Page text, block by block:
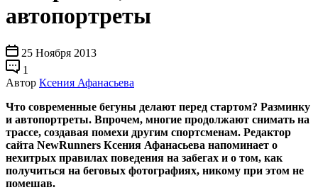
автопортреты
25 Ноября 2013
1
Автор Ксения Афанасьева
Что современные бегуны делают перед стартом? Разминку
и автопортреты. Впрочем, многие продолжают снимать на
трассе, создавая помехи другим спортсменам. Редактор
сайта NewRunners Ксения Афанасьева напоминает о
нехитрых правилах поведения на забегах и о том, как
получиться на беговых фотографиях, никому при этом не
помешав.